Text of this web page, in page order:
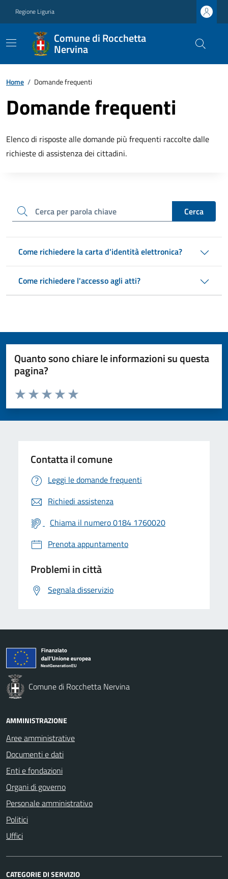
Regione Liguria
Comune di Rocchetta
Nervina
Home / Domande frequenti
Domande frequenti
Elenco di risposte alle domande più frequenti raccolte dalle
richieste di assistenza dei cittadini.
cerca Cerca
Come richiedere la carta d'identità elettronica?
Come richiedere l'accesso agli atti?
Quanto sono chiare le informazioni su questa
pagina?
Valuta da 1 a 5 stelle la pagina
Valuta 5 stelle su 5
Valuta 4 stelle su 5
Valuta 3 stelle su 5
Valuta 2 stelle su 5
Valuta 1 stelle su 5
Contatta il comune
Leggi le domande frequenti
Richiedi assistenza
Chiama il numero 0184 1760020
Prenota appuntamento
Problemi in città
Segnala disservizio
Comune di Rocchetta Nervina
AMMINISTRAZIONE
Aree amministrative
Documenti e dati
Enti e fondazioni
Organi di governo
Personale amministrativo
Politici
Uffici
CATEGORIE DI SERVIZIO